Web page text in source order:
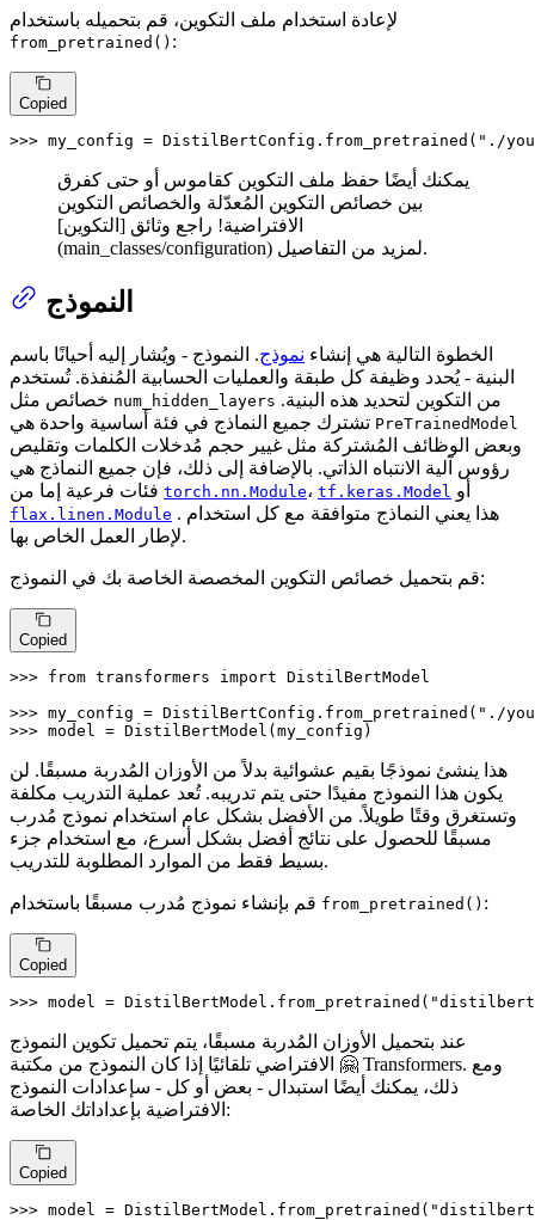
لإعادة استخدام ملف التكوين، قم بتحميله باستخدام
from_pretrained() :
Copied
>>> my_config = DistilBertConfig.from_pretrained( "./
يمكنك أيضًا حفظ ملف التكوين كقاموس أو حتى كفرق
بين خصائص التكوين المُعدّلة والخصائص التكوين
الافتراضية! راجع وثائق [التكوين]
(main_classes/configuration) لمزيد من التفاصيل.
النموذج
الخطوة التالية هي إنشاء نموذج. النموذج - ويُشار إليه أحيانًا باسم
البنية - يُحدد وظيفة كل طبقة والعمليات الحسابية المُنفذة. تُستخدم
num_hidden_layers
PreTrainedModel
وبعض الوظائف المُشتركة مثل غيير حجم مُدخلات الكلمات وتقليص
رؤوس آلية الانتباه الذاتي. بالإضافة إلى ذلك، فإن جميع النماذج هي
torch.nn.Module، tf.keras.Model أو
flax.linen.Module . هذا يعني النماذج متوافقة مع كل استخدام
لإطار العمل الخاص بها.
قم بتحميل خصائص التكوين المخصصة الخاصة بك في النموذج:
Copied
>>> from transformers import DistilBertModel
>>> my_config = DistilBertConfig.from_pretrained( "./
>>> model = DistilBertModel(my_config)
هذا ينشئ نموذجًا بقيم عشوائية بدلاً من الأوزان المُدربة مسبقًا. لن
يكون هذا النموذج مفيدًا حتى يتم تدريبه. تُعد عملية التدريب مكلفة
وتستغرق وقتًا طويلاً. من الأفضل بشكل عام استخدام نموذج مُدرب
مسبقًا للحصول على نتائج أفضل بشكل أسرع، مع استخدام جزء
بسيط فقط من الموارد المطلوبة للتدريب.
from_pretrained() :
Copied
>>> model = DistilBertModel.from_pretrained(
عند بتحميل الأوزان المُدربة مسبقًا، يتم تحميل تكوين النموذج
الافتراضي تلقائيًا إذا كان النموذج من مكتبة 🤗 Transformers. ومع
ذلك، يمكنك أيضًا استبدال - بعض أو كل - سإعدادات النموذج
الافتراضية بإعداداتك الخاصة:
Copied
>>> model = DistilBertModel.from_pretrained(